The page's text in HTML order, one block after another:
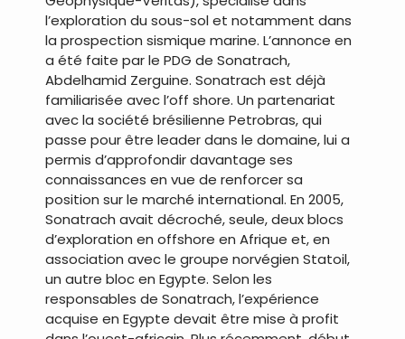
l’exploration du sous-sol et notamment dans
la prospection sismique marine. L’annonce en
a été faite par le PDG de Sonatrach,
Abdelhamid Zerguine. Sonatrach est déjà
familiarisée avec l’off shore. Un partenariat
avec la société brésilienne Petrobras, qui
passe pour être leader dans le domaine, lui a
permis d’approfondir davantage ses
connaissances en vue de renforcer sa
position sur le marché international. En 2005,
Sonatrach avait décroché, seule, deux blocs
d’exploration en offshore en Afrique et, en
association avec le groupe norvégien Statoil,
un autre bloc en Egypte. Selon les
responsables de Sonatrach, l’expérience
acquise en Egypte devait être mise à profit